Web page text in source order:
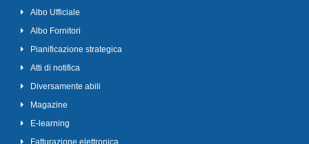
Albo Ufficiale
Albo Fornitori
Pianificazione strategica
Atti di notifica
Diversamente abili
Magazine
E-learning